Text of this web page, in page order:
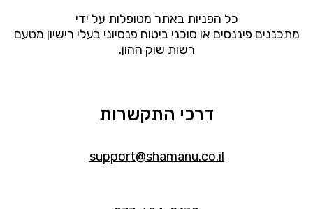
כל הפניות באתר מטופלות על ידי
מתכננים פיננסים או סוכני ביטוח פנסיוני בעלי רישיון מטעם
רשות שוק ההון.
דרכי התקשרות
support@shamanu.co.il